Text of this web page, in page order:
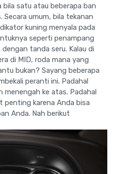
satu atau beberapa ban
umum, bila tekanan
kuning menyala pada
seperti penampang
tanda seru. Kalau di
di MID, roda mana yang
bukan? Sayang beberapa
peranti ini. Padahal
menengah ke atas. Padahal
penting karena Anda bisa
Anda. Nah berikut